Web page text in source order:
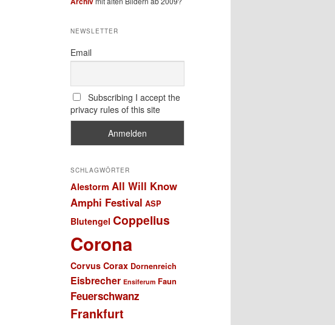
NEWSLETTER
Email
Subscribing I accept the
privacy rules of this site
SCHLAGWÖRTER
Alestorm All Will Know
Amphi Festival ASP
Blutengel Coppelius
Corona
Corvus Corax Dornenreich
Eisbrecher Ensiferum Faun
Feuerschwanz
Frankfurt